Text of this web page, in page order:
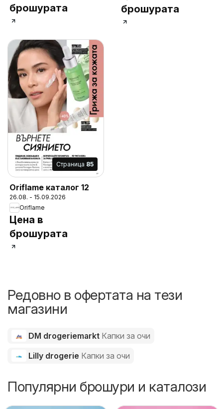
брошурата
брошурата
Cтраница 85
Oriflame каталог 12
26.08. - 15.09.2026
Oriflame
Цена в
брошурата
Редовно в офертата на тези
магазини
DM drogeriemarkt Капки за очи
Lilly drogerie Капки за очи
Популярни брошури и каталози